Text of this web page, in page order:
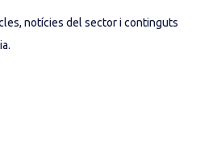
notícies del sector i continguts